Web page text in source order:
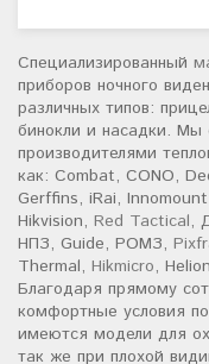
Специализированный
приборов ночного
различных типов:
бинокли и насадки.
производителями
как: Combat, CONO,
Gerffins, iRai,
Hikvision, Red Tactical,
НПЗ, Guide, РОМЗ,
Thermal, Hikmicro,
Благодаря прямому
комфортные условия
имеются модели для
так же при плохой